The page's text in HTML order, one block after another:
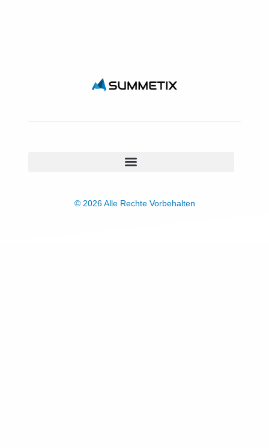
© 2026 Alle Rechte Vorbehalten